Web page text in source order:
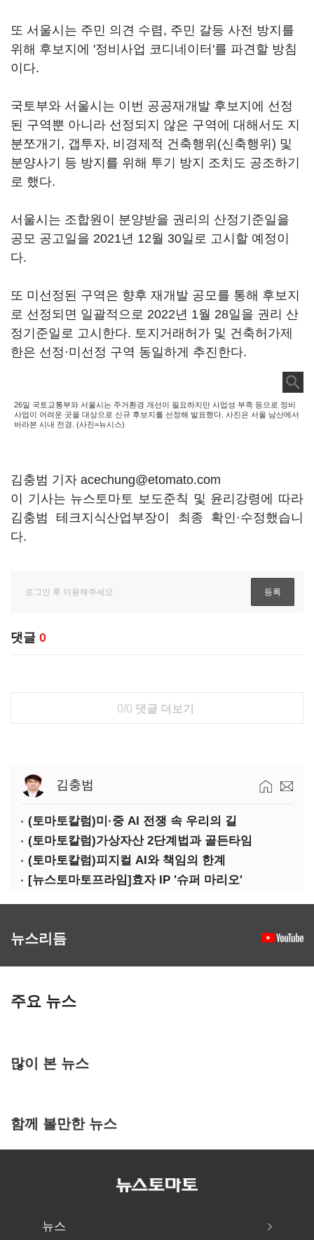
또 서울시는 주민 의견 수렴, 주민 갈등 사전 방지를
위해 후보지에 '정비사업 코디네이터'를 파견할 방침
이다.
국토부와 서울시는 이번 공공재개발 후보지에 선정
된 구역뿐 아니라 선정되지 않은 구역에 대해서도 지
분쪼개기, 갭투자, 비경제적 건축행위(신축행위) 및
분양사기 등 방지를 위해 투기 방지 조치도 공조하기
로 했다.
서울시는 조합원이 분양받을 권리의 산정기준일을
공모 공고일을 2021년 12월 30일로 고시할 예정이
다.
또 미선정된 구역은 향후 재개발 공모를 통해 후보지
로 선정되면 일괄적으로 2022년 1월 28일을 권리 산
정기준일로 고시한다. 토지거래허가 및 건축허가제
한은 선정·미선정 구역 동일하게 추진한다.
26일 국토교통부와 서울시는 주거환경 개선이 필요하지만 사업성 부족 등으로 정비
사업이 어려운 곳을 대상으로 신규 후보지를 선정해 발표했다. 사진은 서울 남산에서
바라본 시내 전경. (사진=뉴시스)
김충범 기자 acechung@etomato.com
이 기사는 뉴스토마토 보도준칙 및 윤리강령에 따라
김충범 테크지식산업부장이 최종 확인·수정했습니
다.
댓글 0
0/0 댓글 더보기
김충범
(토마토칼럼)미·중 AI 전쟁 속 우리의 길
(토마토칼럼)가상자산 2단계법과 골든타임
(토마토칼럼)피지컬 AI와 책임의 한계
[뉴스토마토프라임]효자 IP '슈퍼 마리오'
뉴스리듬
주요 뉴스
많이 본 뉴스
함께 볼만한 뉴스
뉴스